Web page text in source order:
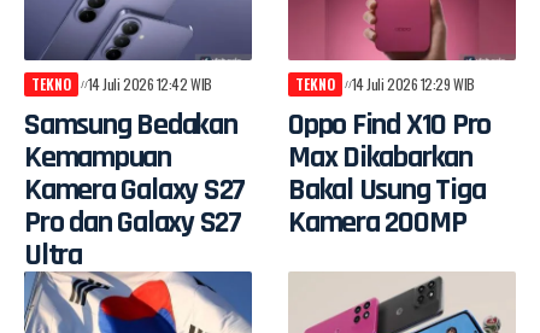
TEKNO 14 Juli 2026 12:42 WIB
Samsung Bedakan
Kemampuan
Kamera Galaxy S27
Pro dan Galaxy S27
Ultra
TEKNO 14 Juli 2026 12:29 WIB
Oppo Find X10 Pro
Max Dikabarkan
Bakal Usung Tiga
Kamera 200MP